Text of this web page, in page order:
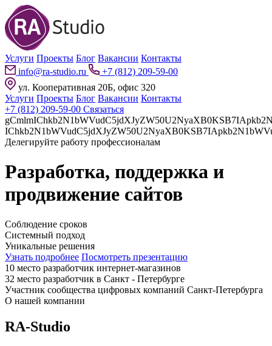
Услуги Проекты Блог Вакансии Контакты
info@ra-studio.ru
+7 (812) 209-59-00
ул. Кооперативная 20Б, офис 320
Услуги Проекты Блог Вакансии Контакты
+7 (812) 209-59-00 Связаться
Делегируйте работу профессионалам
Разработка, поддержка и
продвижение сайтов
Соблюдение сроков
Системный подход
Уникальные решения
Узнать подробнее Посмотреть презентацию
10 место разработчик интернет-магазинов
32 место разработчик в Санкт - Петербурге
Участник сообщества цифровых компаний Санкт-Петербурга
О нашей компании
RA-Studio